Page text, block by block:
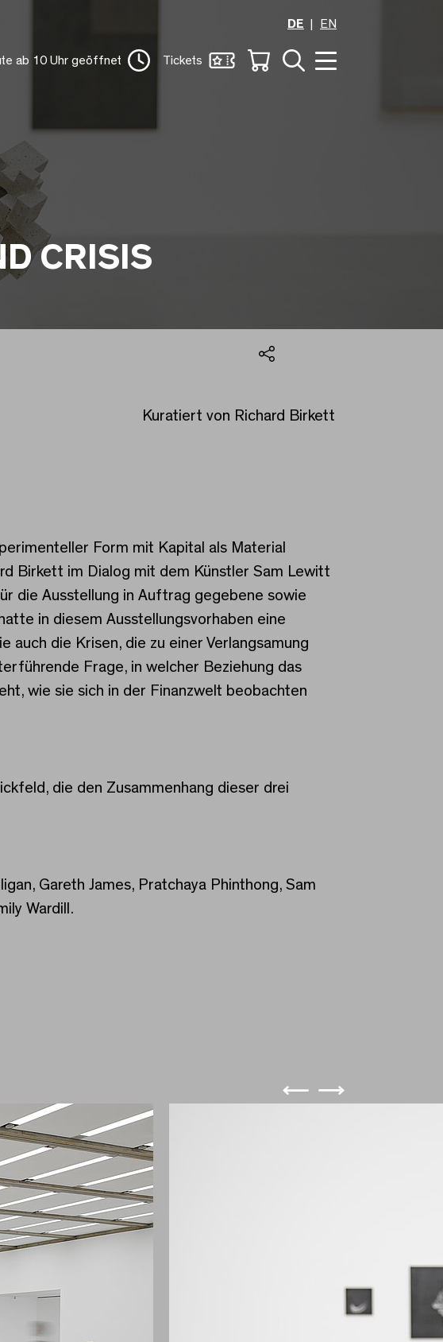
DE
EN
ab 10 Uhr geöffnet Tickets
CRISIS
Kuratiert von Richard Birkett
Form mit Kapital als Material
Birkett im Dialog mit dem Künstler Sam Lewitt
die Ausstellung in Auftrag gegebene sowie
in diesem Ausstellungsvorhaben eine
die Krisen, die zu einer Verlangsamung
Frage, in welcher Beziehung das
wie sie sich in der Finanzwelt beobachten
die den Zusammenhang dieser drei
Gareth James, Pratchaya Phinthong, Sam
Wardill.